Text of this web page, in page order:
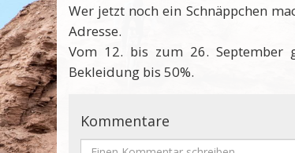
Wer jetzt noch ein Schnäppchen
Adresse.
Vom 12. bis zum 26.
Bekleidung bis 50%.
Kommentare